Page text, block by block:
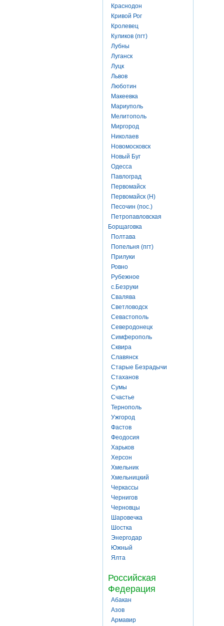
Краснодон
Кривой Рог
Кролевец
Куликов (пгт)
Лубны
Луганск
Луцк
Львов
Люботин
Макеевка
Мариуполь
Мелитополь
Миргород
Николаев
Новомосковск
Новый Буг
Одесса
Павлоград
Первомайск
Первомайск (Н)
Песочин (пос.)
Петропавловская
Борщаговка
Полтава
Попельня (пгт)
Прилуки
Ровно
Рубежное
с.Безруки
Свалява
Светловодск
Севастополь
Северодонецк
Симферополь
Сквира
Славянск
Старые Безрадычи
Стаханов
Сумы
Счастье
Тернополь
Ужгород
Фастов
Феодосия
Харьков
Херсон
Хмельник
Хмельницкий
Черкассы
Чернигов
Черновцы
Шаровечка
Шостка
Энергодар
Южный
Ялта
Российская
Федерация
Абакан
Азов
Армавир